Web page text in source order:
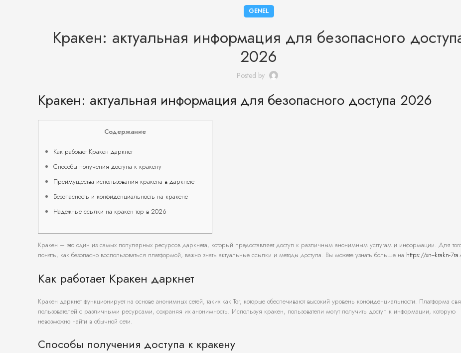
GENEL
Кракен: актуальная информация для безопасного
2026
Posted by
Кракен: актуальная информация для безопасного доступа 2026
Содержание
Как работает Кракен даркнет
Способы получения доступа к кракену
Преимущества использования кракена в даркнете
Безопасность и конфиденциальность на кракене
Надежные ссылки на кракен тор в 2026
Кракен – это один из самых популярных ресурсов даркнета, который предоставляет доступ к различным анонимным услугам и информации. Для
понять, как безопасно воспользоваться платформой, важно знать актуальные ссылки и методы доступа. Вы можете узнать больше на https://xn--krakn-
Как работает Кракен даркнет
Кракен даркнет функционирует на основе анонимных сетей, таких как Tor, которые обеспечивают высокий уровень конфиденциальности. Платформа
пользователей с различными ресурсами, сохраняя их анонимность. Используя кракен, пользователи могут получить доступ к информации, которую
невозможно найти в обычной сети.
Способы получения доступа к кракену